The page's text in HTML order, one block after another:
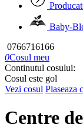
Baby-
0766716166
0Cosul meu
Continutul cosului:
Cosul este gol
Vezi cosul Plaseaza
Centre